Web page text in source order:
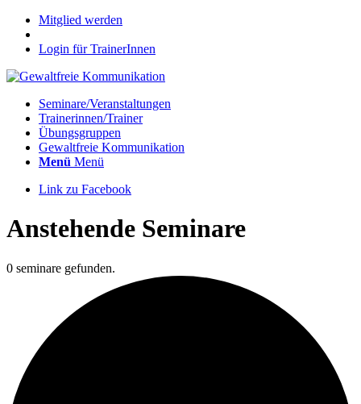
Mitglied werden
Login für TrainerInnen
Seminare/Veranstaltungen
Trainerinnen/Trainer
Übungsgruppen
Gewaltfreie Kommunikation
Menü Menü
Link zu Facebook
Anstehende Seminare
0 seminare gefunden.